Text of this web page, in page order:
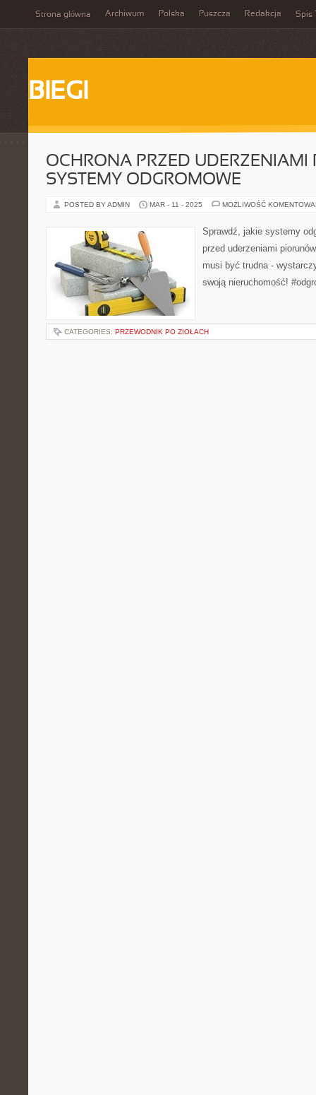
Strona główna Archiwum Polska Puszcza Redakcja Spis
BIEGI
OCHRONA PRZED UDERZENIAMI
SYSTEMY ODGROMOWE
POSTED BY ADMIN MAR - 11 - 2025 MOŻLIWOŚĆ
Sprawdź, jakie systemy
przed uderzeniami
musi być trudna -
swoją nieruchomość!
CATEGORIES: PRZEWODNIK PO ZIOŁACH